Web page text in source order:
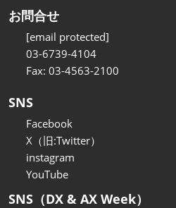
お問合せ
[email protected]
03-6739-4104
Fax: 03-4563-2100
SNS
Facebook
X（旧:Twitter）
instagram
YouTube
SNS（DX & AX Week）